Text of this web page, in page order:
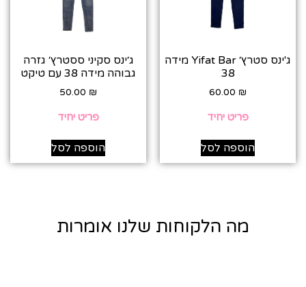
ג'ינס סטרץ׳ Yifat Bar מידה
38
60.00 ₪
פריט יחיד
הוספה לסל
ג׳ינס סקיני ססטרץ׳ גזרה
גבוהה מידה 38 עם טיקט
50.00 ₪
פריט יחיד
הוספה לסל
מה הלקוחות שלנו אומרות